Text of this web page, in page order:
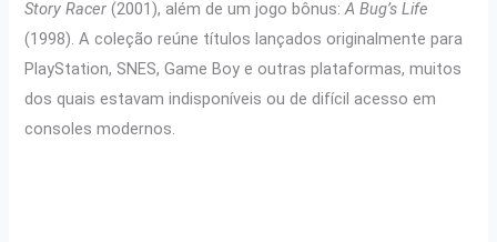
Story Racer(2001), além de um jogo bônus:A Bug’s Life
(1998). A coleção reúne títulos lançados originalmente para
PlayStation, SNES, Game Boy e outras plataformas, muitos
dos quais estavam indisponíveis ou de difícil acesso em
consoles modernos.